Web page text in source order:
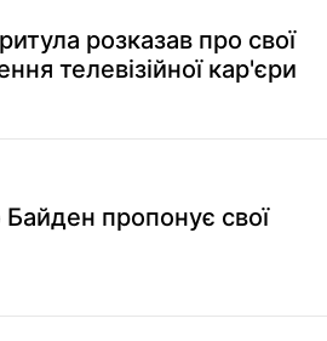
розказав про свої
телевізійної кар'єри
пропонує свої